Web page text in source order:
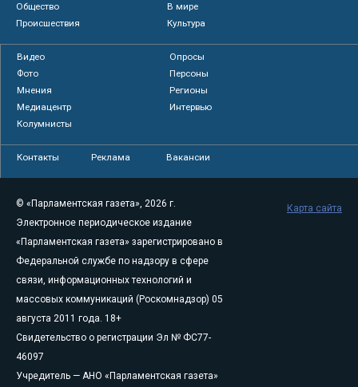
Общество
В мире
Происшествия
Культура
Видео
Опросы
Фото
Персоны
Мнения
Регионы
Медиацентр
Интервью
Колумнисты
Контакты Реклама Вакансии
© «Парламентская газета», 2026 г.
Электронное периодическое издание
«Парламентская газета» зарегистрировано в
Федеральной службе по надзору в сфере
связи, информационных технологий и
массовых коммуникаций (Роскомнадзор) 05
августа 2011 года. 18+
Свидетельство о регистрации Эл № ФС77-
46097
Учредитель — АНО «Парламентская газета»
Карта сайта